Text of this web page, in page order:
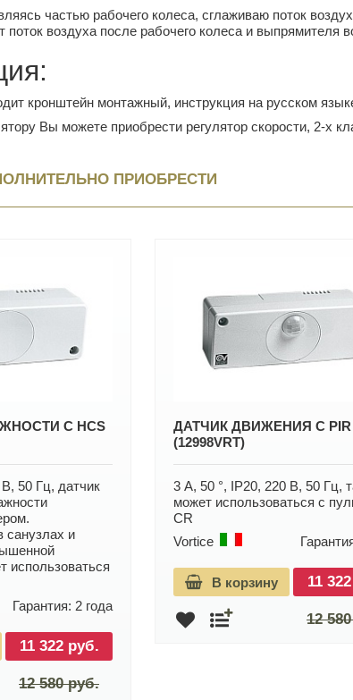
частью рабочего колеса, сглаживаю поток
поток воздуха после рабочего колеса и выпрямителя
кронштейн монтажный, инструкция на русском
Вы можете приобрести регулятор скорости, 2-х
ПРИОБРЕСТИ
C HCS
50 Гц, датчик
санузлах и
использоваться
Гарантия: 2 года
11 322 руб.
12 580 руб.
ДАТЧИК ДВИЖЕНИЯ C PIR
(12998VRT)
3 А, 50 °, IP20, 220 В, 50 Гц,
может использоваться с
CR
Vortice
11
12
В корзину